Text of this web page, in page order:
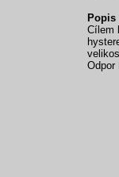
Popis
Cílem
Odpor